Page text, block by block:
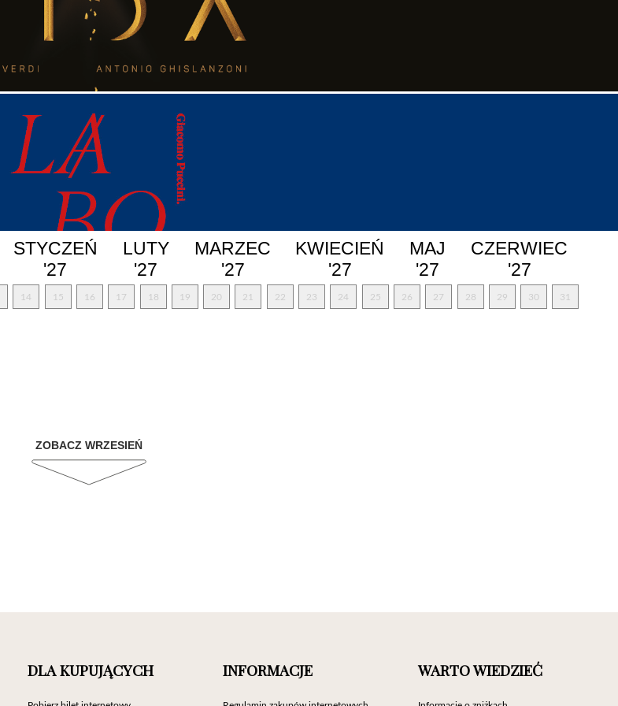
STYCZEŃ
'27
LUTY
'27
MARZEC
'27
KWIECIEŃ
'27
MAJ
'27
CZERWIEC
'27
14 15 16 17 18 19 20 21 22 23 24 25 26 27 28 29 30 31
ZOBACZ WRZESIEŃ
DLA KUPUJĄCYCH INFORMACJE WARTO WIEDZIEĆ